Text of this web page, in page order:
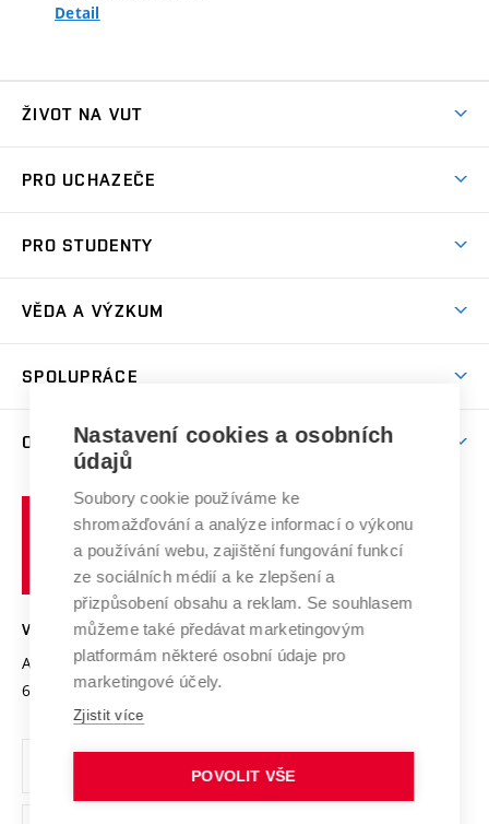
Detail
ŽIVOT NA VUT
Koleje
Sport na VUT
Brno
PRO UCHAZEČE
Dny otevřených dveří
Celoživotní vzdělávání
E-přihláška
PRO STUDENTY
Harmonogram akademického roku
Závěrečné práce
Doktorské studium
Zpracování osobních údajů studentů
Sociální bezpečí
Studium bez bariér
Podpora podnikání
VĚDA A VÝZKUM
Mezinárodní vědecká rada
Systém zajišťování kvality výzkumu
Výzkumné infrastruktury
Transfer znalostí
Open Science
Projekty
Projekty ze strukturálních fondů
Specifický výzkum
SPOLUPRÁCE
Zahraniční spolupráce
Spolupráce se školami
Služby univerzity
Mezinárodní dohody
Univerzitní sítě
O UNIVERZITĚ
Profil univerzity
Udržitelná univerzita
Podnikavá univerzita / ContriBUTe
Bezpečná univerzita
Vyznamenání
Organizační struktura
Ochrana osobních údajů
učení
technické
VYSOKÉ UČENÍ TECHNICKÉ V BRNĚ
Antonínská 548/1
602 00 Brno
www.vut.cz
vut@vutbr.cz
Nastavení cookies a osobních
údajů
Soubory cookie používáme ke
shromažďování a analýze informací o výkonu
a používání webu, zajištění fungování funkcí
ze sociálních médií a ke zlepšení a
přizpůsobení obsahu a reklam. Se souhlasem
můžeme také předávat marketingovým
platformám některé osobní údaje pro
marketingové účely.
Zjistit více
POVOLIT VŠE